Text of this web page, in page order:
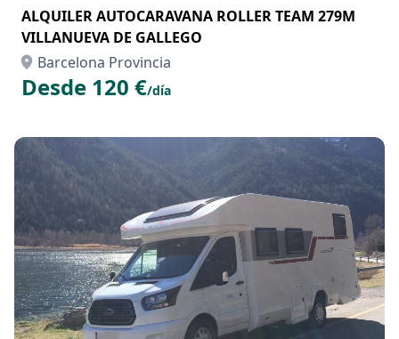
ALQUILER AUTOCARAVANA ROLLER TEAM 279M
VILLANUEVA DE GALLEGO
Barcelona Provincia
Desde 120 €/día